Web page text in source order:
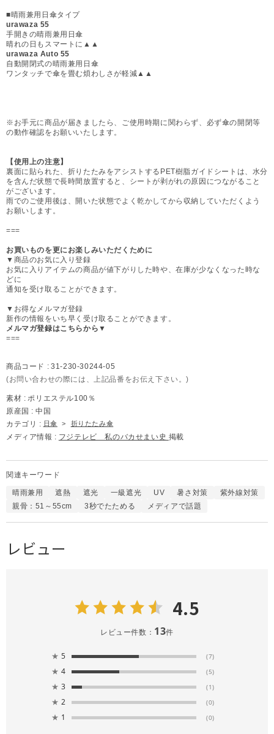
■晴雨兼用日傘タイプ
urawaza 55
手開きの晴雨兼用日傘
晴れの日もスマートに▲▲
urawaza Auto 55
自動開閉式の晴雨兼用日傘
ワンタッチで傘を畳む煩わしさが軽減▲▲
※お手元に商品が届きましたら、ご使用時期に関わらず、必ず傘の開閉等
の動作確認をお願いいたします。
【使用上の注意】
裏面に貼られた、折りたたみをアシストするPET樹脂ガイドシートは、水分
を含んだ状態で長時間放置すると、シートが剥がれの原因につながること
がございます。
雨でのご使用後は、開いた状態でよく乾かしてから収納していただくよう
お願いします。
===
お買いものを更にお楽しみいただくために
▼商品のお気に入り登録
お気に入りアイテムの商品が値下がりした時や、在庫が少なくなった時な
どに
通知を受け取ることができます。
▼お得なメルマガ登録
新作の情報をいち早く受け取ることができます。
メルマガ登録はこちらから▼
===
商品コード : 31-230-30244-05
(お問い合わせの際には、上記品番をお伝え下さい。)
素材 : ポリエステル100％
原産国 : 中国
カテゴリ : 日傘 > 折りたたみ傘
メディア情報 : フジテレビ 私のバカせまい史 掲載
関連キーワード
晴雨兼用 遮熱 遮光 一級遮光 UV 暑さ対策
紫外線対策
親骨：51～55cm
3秒でたためる メディアで話題
レビュー
4.5
レビュー件数： 13件
★ 5 (7)
★ 4 (5)
★ 3 (1)
★ 2 (0)
★ 1 (0)